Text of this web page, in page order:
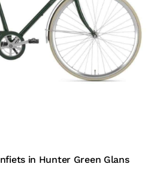
in Hunter Green Glans